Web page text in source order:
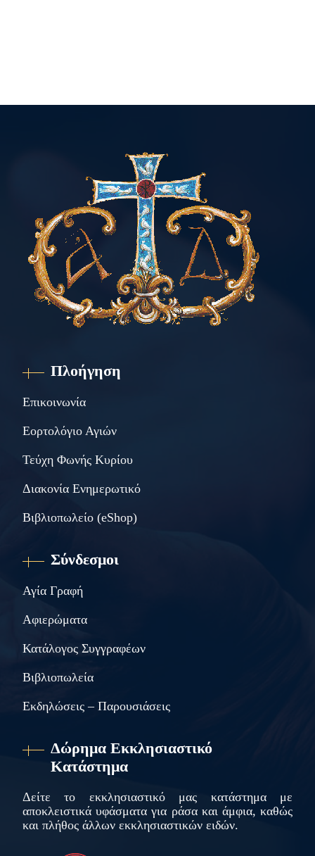
Πλοήγηση
Επικοινωνία
Εορτολόγιο Αγιών
Τεύχη Φωνής Κυρίου
Διακονία Ενημερωτικό
Βιβλιοπωλείο (eShop)
Σύνδεσμοι
Αγία Γραφή
Αφιερώματα
Κατάλογος Συγγραφέων
Βιβλιοπωλεία
Εκδηλώσεις – Παρουσιάσεις
Δώρημα Εκκλησιαστικό
Κατάστημα
Δείτε το εκκλησιαστικό μας κατάστημα με
αποκλειστικά υφάσματα για ράσα και άμφια, καθώς
και πλήθος άλλων εκκλησιαστικών ειδών.